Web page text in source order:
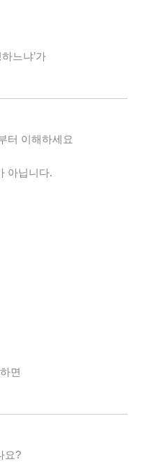
느냐’가
터 이해하세요
아닙니다.
면
요?